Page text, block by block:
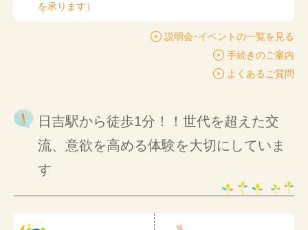
を承ります）
説明会･イベントの一覧を見る
手続きのご案内
よくあるご質問
日吉駅から徒歩1分！！世代を超えた交
流、意欲を高める体験を大切にしていま
す